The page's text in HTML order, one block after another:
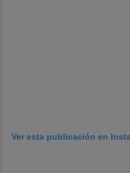
Ver esta publicación en